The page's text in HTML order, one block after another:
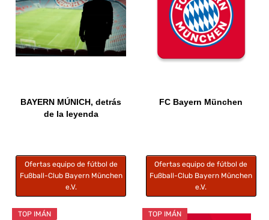
BAYERN MÚNICH, detrás
de la leyenda
Ofertas equipo de fútbol de
Fußball-Club Bayern München
e.V.
FC Bayern München
Ofertas equipo de fútbol de
Fußball-Club Bayern München
e.V.
TOP IMÁN TOP IMÁN